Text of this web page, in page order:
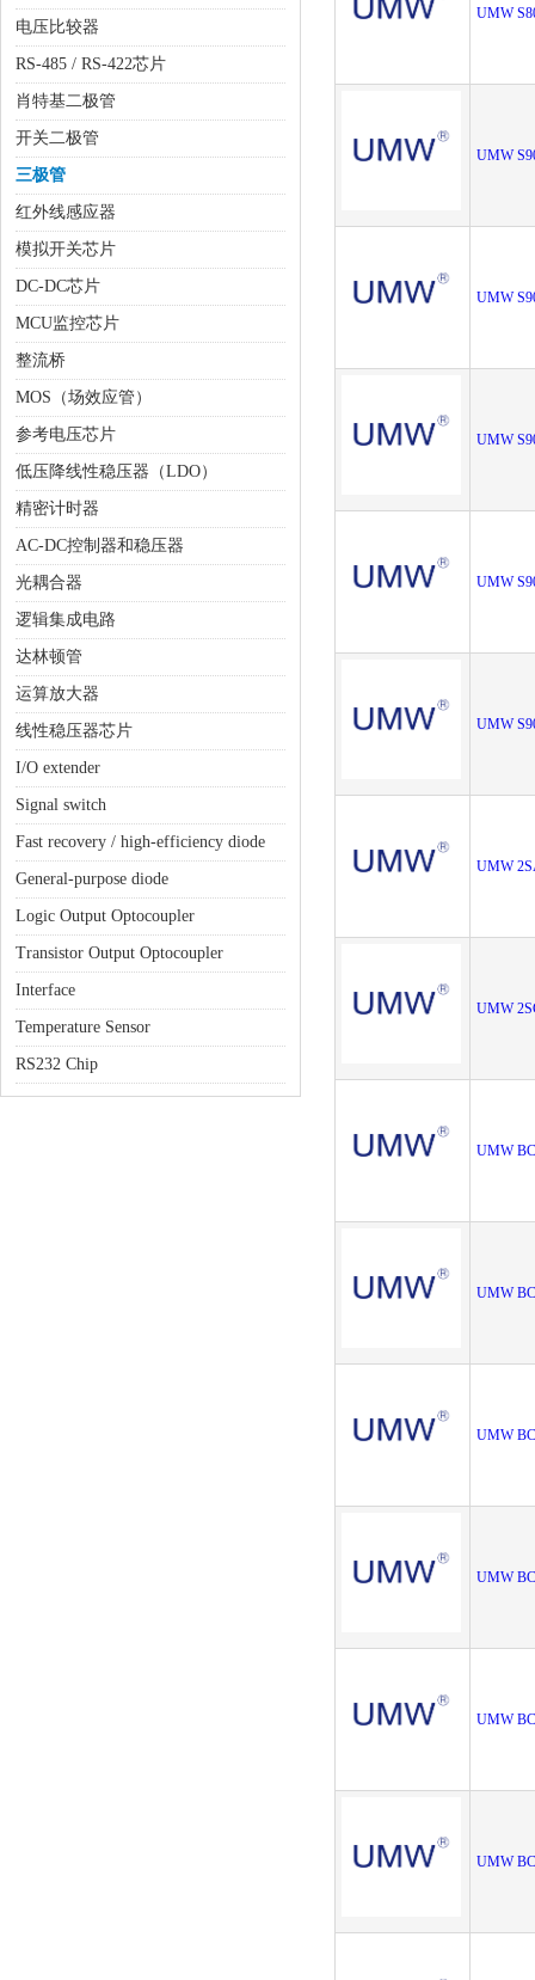
电压比较器
RS-485 / RS-422芯片
肖特基二极管
开关二极管
三极管
红外线感应器
模拟开关芯片
DC-DC芯片
MCU监控芯片
整流桥
MOS（场效应管）
参考电压芯片
低压降线性稳压器（LDO）
精密计时器
AC-DC控制器和稳压器
光耦合器
逻辑集成电路
达林顿管
运算放大器
线性稳压器芯片
I/O extender
Signal switch
Fast recovery / high-efficiency diode
General-purpose diode
Logic Output Optocoupler
Transistor Output Optocoupler
Interface
Temperature Sensor
RS232 Chip
UMW
UMW
UMW
UMW
UMW
UMW
UMW
UMW
UMW
UMW
UMW
UMW
UMW
UMW